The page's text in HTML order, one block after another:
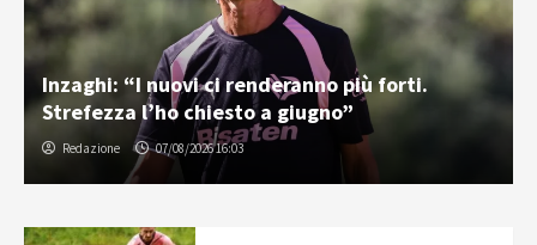
Inzaghi: “I nuovi ci renderanno più forti.
Strefezza l’ho chiesto a giugno”
Redazione 07/08/2026 16:03